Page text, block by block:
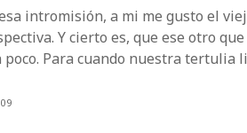
intromisión, a mi me gusto el
Y cierto es, que ese otro
Para cuando nuestra tertulia